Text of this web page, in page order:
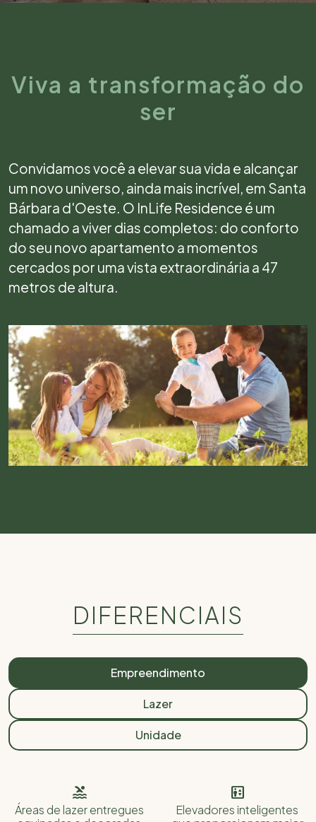
Viva a transformação do
ser
Convidamos você a elevar sua vida e alcançar
um novo universo, ainda mais incrível, em Santa
Bárbara d'Oeste. O InLife Residence é um
chamado a viver dias completos: do conforto
do seu novo apartamento a momentos
cercados por uma vista extraordinária a 47
metros de altura.
DIFERENCIAIS
Empreendimento
Lazer
Unidade

Áreas de lazer entregues

Elevadores inteligentes